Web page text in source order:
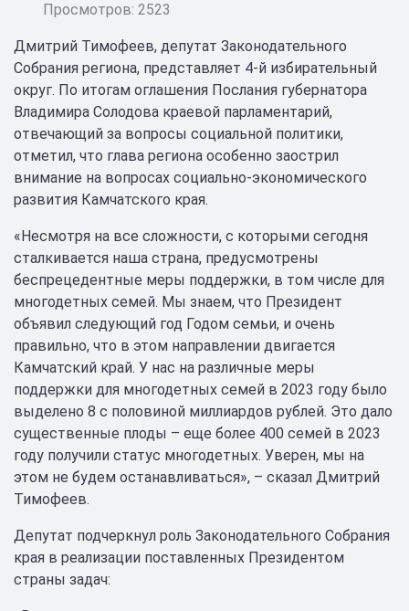
Просмотров: 2523
Дмитрий Тимофеев, депутат Законодательного
Собрания региона, представляет 4-й избирательный
округ. По итогам оглашения Послания губернатора
Владимира Солодова краевой парламентарий,
отвечающий за вопросы социальной политики,
отметил, что глава региона особенно заострил
внимание на вопросах социально-экономического
развития Камчатского края.
«Несмотря на все сложности, с которыми сегодня
сталкивается наша страна, предусмотрены
беспрецедентные меры поддержки, в том числе для
многодетных семей. Мы знаем, что Президент
объявил следующий год Годом семьи, и очень
правильно, что в этом направлении двигается
Камчатский край. У нас на различные меры
поддержки для многодетных семей в 2023 году было
выделено 8 с половиной миллиардов рублей. Это дало
существенные плоды – еще более 400 семей в 2023
году получили статус многодетных. Уверен, мы на
этом не будем останавливаться», – сказал Дмитрий
Тимофеев.
Депутат подчеркнул роль Законодательного Собрания
края в реализации поставленных Президентом
страны задач: